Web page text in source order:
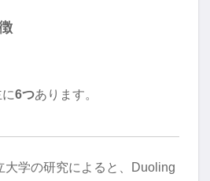
6つあります。
大学の研究によると、Duoling